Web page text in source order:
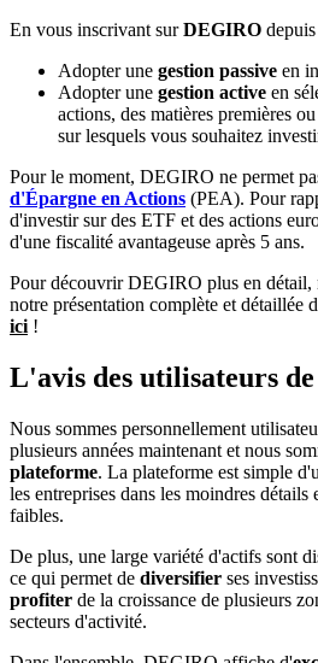
En vous inscrivant surDEGIRO
Adopter une gestion passive en
Adopter une gestion active en
actions, des matières premières
sur lesquels vous souhaitez
Pour le moment, DEGIRO ne permet
d'Épargne en Actions (PEA). Pour
d'investir sur des ETF et des actions
d'une fiscalité avantageuse après 5 ans.
Pour découvrir DEGIRO plus en détail,
notre présentation complète et détaillée
ici !
L'avis des utilisateurs
Nous sommes personnellement
plusieurs années maintenant et nous
plateforme. La plateforme est simple
les entreprises dans les moindres
faibles.
De plus, une large variété d'actifs sont
ce qui permet de diversifier ses
profiter de la croissance de plusieurs
secteurs d'activité.